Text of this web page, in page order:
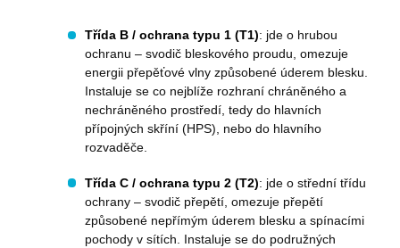
Třída B / ochrana typu 1 (T1): jde o hrubou
ochranu – svodič bleskového proudu, omezuje
energii přepěťové vlny způsobené úderem blesku.
Instaluje se co nejblíže rozhraní chráněného a
nechráněného prostředí, tedy do hlavních
přípojných skříní (HPS), nebo do hlavního
rozvaděče.
Třída C / ochrana typu 2 (T2): jde o střední třídu
ochrany – svodič přepětí, omezuje přepětí
způsobené nepřímým úderem blesku a spínacími
pochody v sítích. Instaluje se do podružných